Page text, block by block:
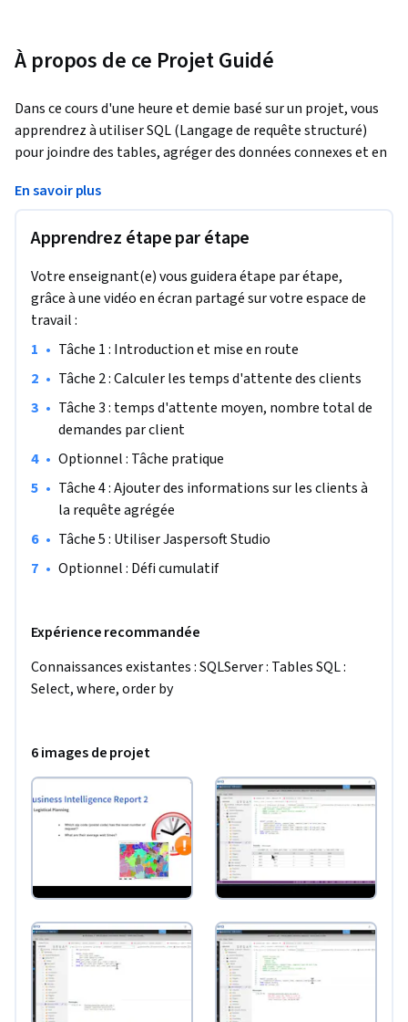
À propos de ce Projet Guidé
Dans ce cours d'une heure et demie basé sur un projet, vous
apprendrez à utiliser SQL (Langage de requête structuré)
pour joindre des tables, agréger des données connexes et en
analyserons les données historiques d'un service de collecte
d'un développeur de base de données de niveau intermédiaire
des fins de calcul à l'aide des fonctions du serveur SQL.
Ensuite, nous utiliserons un générateur de rapports pour
créer des rapports présentables avec ces instructions SQL.
Les bases de données relationnelles et SQL sont des
standards de l'industrie et cela vous permettra de transférer
données relationnelles. Ce cours est destiné aux apprenants
ayant un niveau intermédiaire de SQL et de MSSQL Server.
Pour réussir ce cours, vous devez déjà maîtriser ces
compétences : SQLServer : Tables. SQL : Select, where, order
En savoir plus
Apprendrez étape par étape
Votre enseignant(e) vous guidera étape par étape,
grâce à une vidéo en écran partagé sur votre espace de
travail :
• Tâche 1 : Introduction et mise en route
• Tâche 2 : Calculer les temps d'attente des clients
• Tâche 3 : temps d'attente moyen, nombre total de
demandes par client
• Optionnel : Tâche pratique
• Tâche 4 : Ajouter des informations sur les clients à
la requête agrégée
• Tâche 5 : Utiliser Jaspersoft Studio
• Optionnel : Défi cumulatif
Expérience recommandée
Connaissances existantes : SQLServer : Tables SQL :
Select, where, order by
6 images de projet